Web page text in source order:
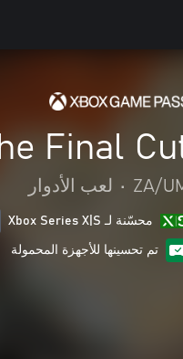
Final
ZA/
• لعب الأدوار
محسّنة لـ Xbox Series X|S
تم تحسينها للأجهزة المحمولة